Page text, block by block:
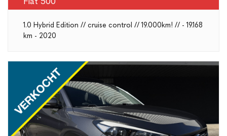
1.0 Hybrid Edition // cruise control // 19.000km! // - 19.168
km - 2020